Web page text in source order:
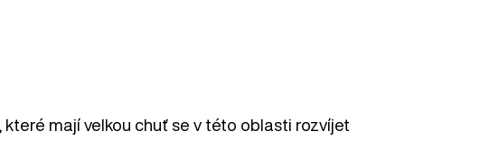
mají velkou chuť se v této oblasti rozvíjet